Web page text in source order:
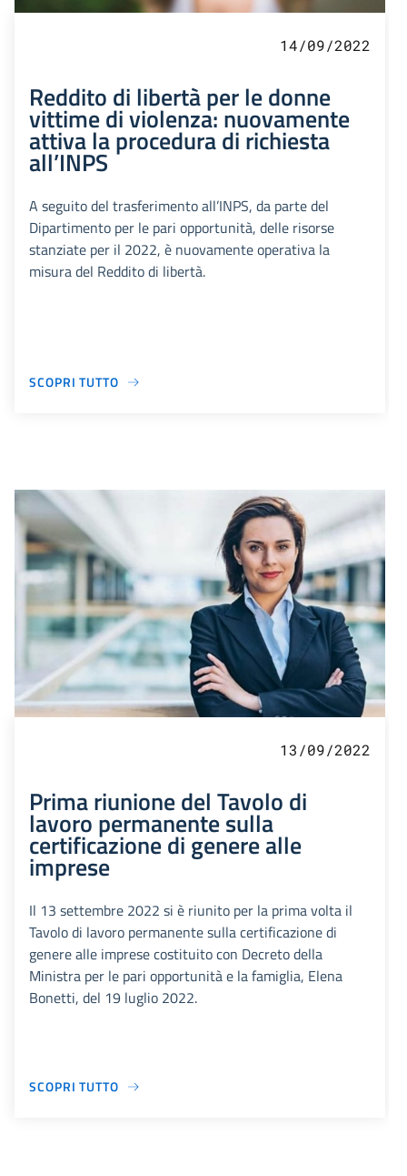
14/09/2022
Reddito di libertà per le donne
vittime di violenza: nuovamente
attiva la procedura di richiesta
all’INPS
A seguito del trasferimento all’INPS, da parte del
Dipartimento per le pari opportunità, delle risorse
stanziate per il 2022, è nuovamente operativa la
misura del Reddito di libertà.
SCOPRI TUTTO
13/09/2022
Prima riunione del Tavolo di
lavoro permanente sulla
certificazione di genere alle
imprese
Il 13 settembre 2022 si è riunito per la prima volta il
Tavolo di lavoro permanente sulla certificazione di
genere alle imprese costituito con Decreto della
Ministra per le pari opportunità e la famiglia, Elena
Bonetti, del 19 luglio 2022.
SCOPRI TUTTO